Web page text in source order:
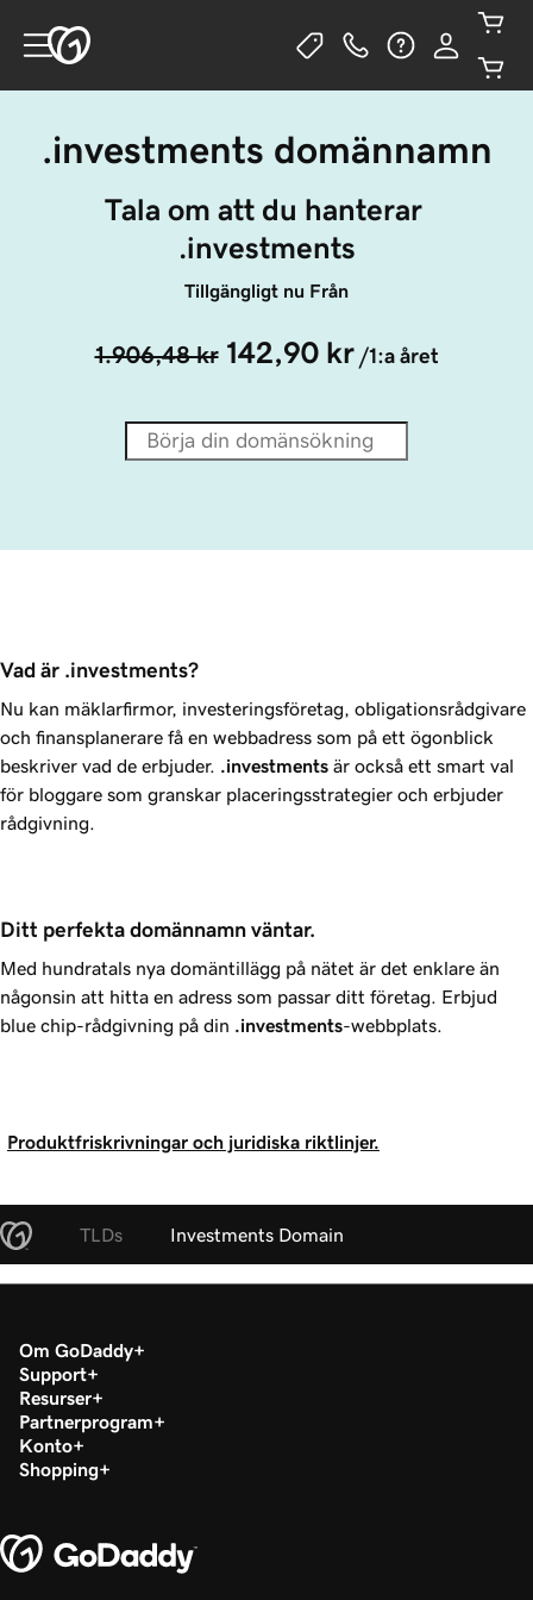
.investments domännamn
Tala om att du hanterar
.investments
Tillgängligt nu Från
1.906,48 kr 142,90 kr /1:a året
Vad är .investments?
Nu kan mäklarfirmor, investeringsföretag, obligationsrådgivare
och finansplanerare få en webbadress som på ett ögonblick
beskriver vad de erbjuder. .investments är också ett smart val
för bloggare som granskar placeringsstrategier och erbjuder
rådgivning.
Ditt perfekta domännamn väntar.
Med hundratals nya domäntillägg på nätet är det enklare än
någonsin att hitta en adress som passar ditt företag. Erbjud
blue chip-rådgivning på din .investments-webbplats.
Produktfriskrivningar och juridiska riktlinjer.
TLDs Investments Domain
Om GoDaddy
Support
Resurser
Partnerprogram
Konto
Shopping